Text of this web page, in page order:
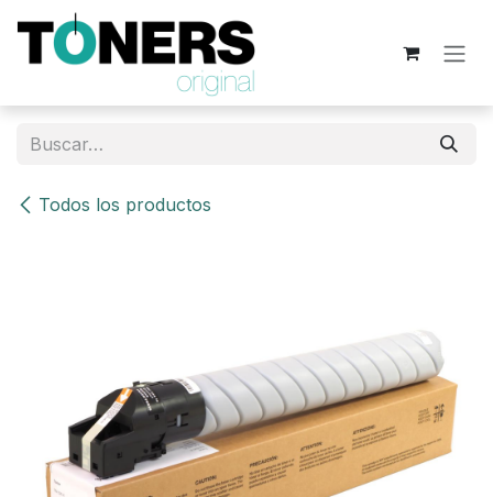
Ir al contenido
Todos los productos